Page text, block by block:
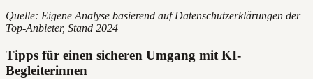
Quelle: Eigene Analyse basierend auf Datenschutzerklärungen der
Top-Anbieter, Stand 2024
Tipps für einen sicheren Umgang mit KI-
Begleiterinnen